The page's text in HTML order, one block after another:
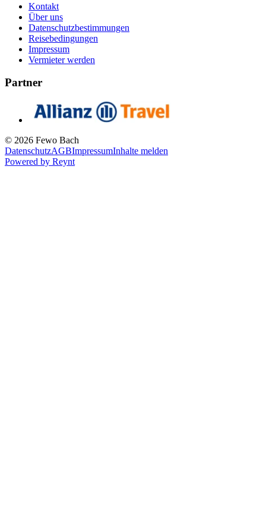
Kontakt
Über uns
Datenschutzbestimmungen
Reisebedingungen
Impressum
Vermieter werden
Partner
© 2026 Fewo Bach
DatenschutzAGBImpressumInhalte melden
Powered by Reynt